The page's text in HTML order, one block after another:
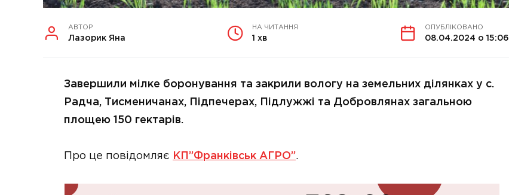
АВТОР
Лазорик Яна
НА ЧИТАННЯ
1 хв
ОПУБЛІКОВАНО
08.04.2024 о 15:06
Завершили мілке боронування та закрили вологу на земельних ділянках у с.
Радча, Тисменичанах, Підпечерах, Підлужжі та Добровлянах загальною
площею 150 гектарів.
Про це повідомляє КП”Франківськ АГРО”.